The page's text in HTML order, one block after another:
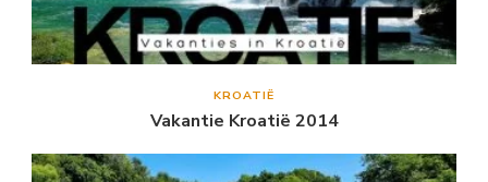
KROATIË
Vakantie Kroatië 2014